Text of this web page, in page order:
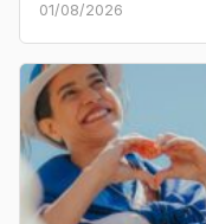
01/08/2026